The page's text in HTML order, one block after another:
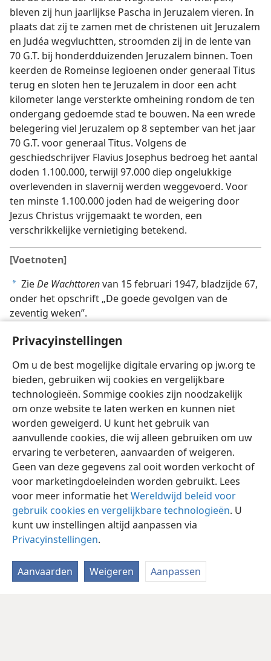
Privacyinstellingen
Om u de best mogelijke digitale ervaring op jw.org te
bieden, gebruiken wij cookies en vergelijkbare
technologieën. Sommige cookies zijn noodzakelijk
om onze website te laten werken en kunnen niet
worden geweigerd. U kunt het gebruik van
aanvullende cookies, die wij alleen gebruiken om uw
ervaring te verbeteren, aanvaarden of weigeren.
Geen van deze gegevens zal ooit worden verkocht of
voor marketingdoeleinden worden gebruikt. Lees
voor meer informatie hetWereldwijd beleid voor
gebruik cookies en vergelijkbare technologieën. U
kunt uw instellingen altijd aanpassen via
Privacyinstellingen.
Aanvaarden Weigeren Aanpassen
bleven zij hun jaarlijkse Pascha in Jeruzalem vieren. In
plaats dat zij te zamen met de christenen uit Jeruzalem
en Judéa wegvluchtten, stroomden zij in de lente van
70 G.T. bij honderdduizenden Jeruzalem binnen. Toen
keerden de Romeinse legioenen onder generaal Titus
terug en sloten hen te Jeruzalem in door een acht
kilometer lange versterkte omheining rondom de ten
ondergang gedoemde stad te bouwen. Na een wrede
belegering viel Jeruzalem op 8 september van het jaar
70 G.T. voor generaal Titus. Volgens de
geschiedschrijver Flavius Josephus bedroeg het aantal
doden 1.100.000, terwijl 97.000 diep ongelukkige
overlevenden in slavernij werden weggevoerd. Voor
ten minste 1.100.000 joden had de weigering door
Jezus Christus vrijgemaakt te worden, een
verschrikkelijke vernietiging betekend.
[Voetnoten]
a ZieDe Wachttorenvan 15 februari 1947, bladzijde 67,
onder het opschrift „De goede gevolgen van de
zeventig weken”.
[Illustratie op blz. 114]
„Hier zal geenszins een steen op de andere worden
gelaten die niet afgebroken zal worden.”